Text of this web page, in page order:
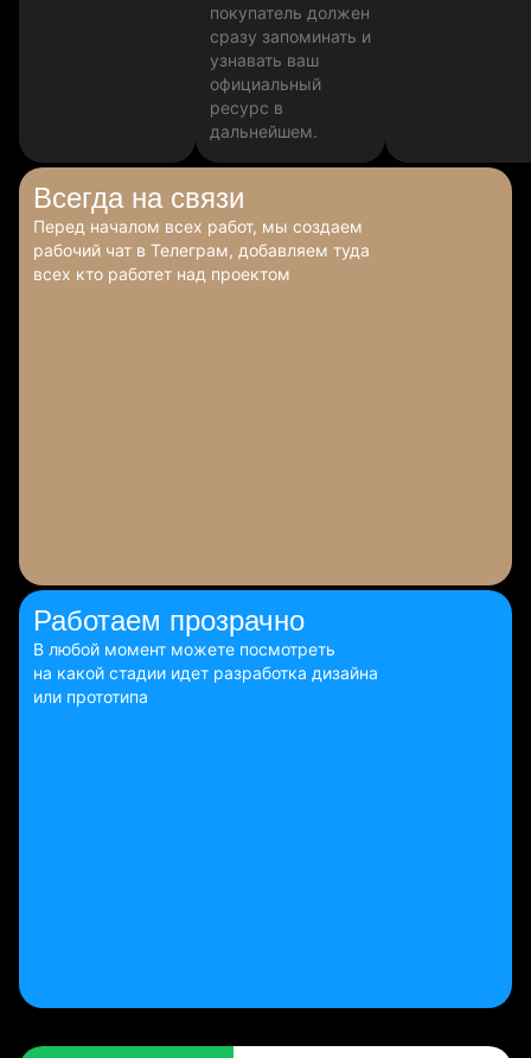
покупатель должен
сразу запоминать и
узнавать ваш
официальный
ресурс в
дальнейшем.
Всегда на связи
Перед началом всех работ, мы создаем
рабочий чат в Телеграм, добавляем туда
всех кто работет над проектом
Работаем прозрачно
В любой момент можете посмотреть
на какой стадии идет разработка дизайна
или прототипа